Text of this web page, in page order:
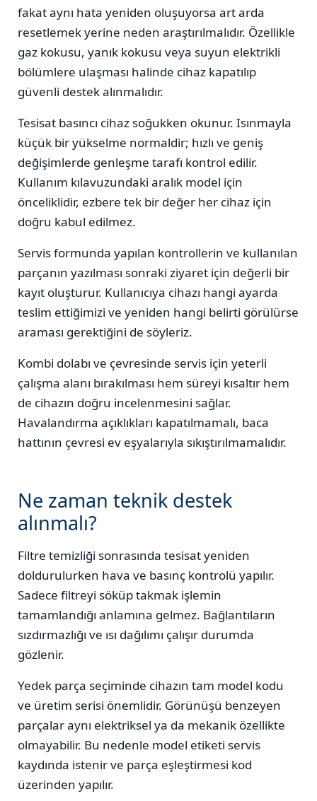
fakat aynı hata yeniden oluşuyorsa art arda
resetlemek yerine neden araştırılmalıdır. Özellikle
gaz kokusu, yanık kokusu veya suyun elektrikli
bölümlere ulaşması halinde cihaz kapatılıp
güvenli destek alınmalıdır.
Tesisat basıncı cihaz soğukken okunur. Isınmayla
küçük bir yükselme normaldir; hızlı ve geniş
değişimlerde genleşme tarafı kontrol edilir.
Kullanım kılavuzundaki aralık model için
önceliklidir, ezbere tek bir değer her cihaz için
doğru kabul edilmez.
Servis formunda yapılan kontrollerin ve kullanılan
parçanın yazılması sonraki ziyaret için değerli bir
kayıt oluşturur. Kullanıcıya cihazı hangi ayarda
teslim ettiğimizi ve yeniden hangi belirti görülürse
araması gerektiğini de söyleriz.
Kombi dolabı ve çevresinde servis için yeterli
çalışma alanı bırakılması hem süreyi kısaltır hem
de cihazın doğru incelenmesini sağlar.
Havalandırma açıklıkları kapatılmamalı, baca
hattının çevresi ev eşyalarıyla sıkıştırılmamalıdır.
Ne zaman teknik destek
alınmalı?
Filtre temizliği sonrasında tesisat yeniden
doldurulurken hava ve basınç kontrolü yapılır.
Sadece filtreyi söküp takmak işlemin
tamamlandığı anlamına gelmez. Bağlantıların
sızdırmazlığı ve ısı dağılımı çalışır durumda
gözlenir.
Yedek parça seçiminde cihazın tam model kodu
ve üretim serisi önemlidir. Görünüşü benzeyen
parçalar aynı elektriksel ya da mekanik özellikte
olmayabilir. Bu nedenle model etiketi servis
kaydında istenir ve parça eşleştirmesi kod
üzerinden yapılır.